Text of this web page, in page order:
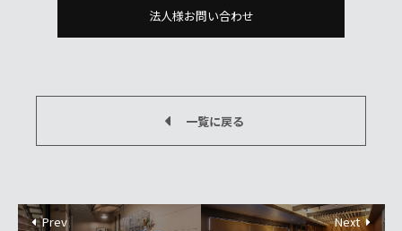
法人様お問い合わせ
一覧に戻る
Prev
Next